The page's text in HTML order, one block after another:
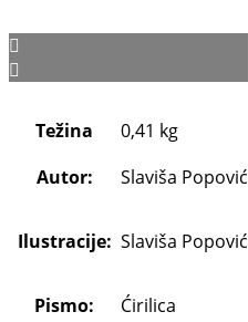
Težina
0,41 kg
Autor:
Slaviša Popović
Ilustracije: Slaviša Popović
Pismo: Ćirilica